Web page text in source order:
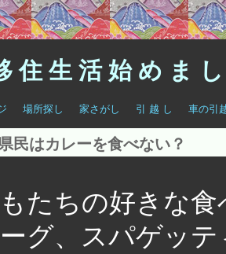
住 生 活 始 め ま
場所探し 家さがし 引 越 し 車の引
民はカレーを食べない？
たちの好きな
グ、スパゲッ